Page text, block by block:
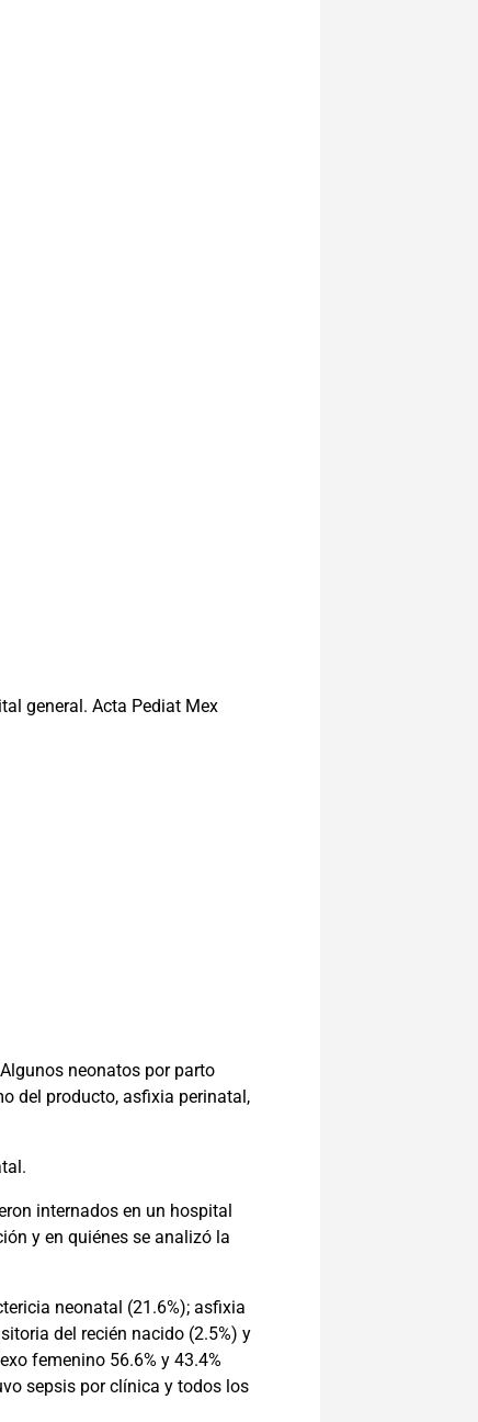
general. Acta Pediat Mex
neonatos por parto
del producto, asfixia perinatal,
internados en un hospital
y en quiénes se analizó la
neonatal (21.6%); asfixia
del recién nacido (2.5%) y
femenino 56.6% y 43.4%
sepsis por clínica y todos los